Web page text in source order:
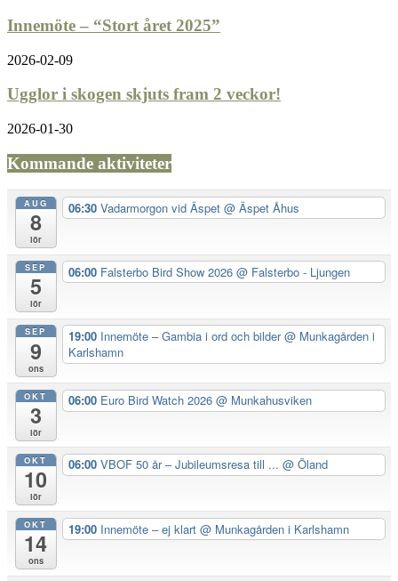
Innemöte – “Stort året 2025”
2026-02-09
Ugglor i skogen skjuts fram 2 veckor!
2026-01-30
Kommande aktiviteter
AUG
8
lör
06:30 Vadarmorgon vid Äspet @ Äspet Åhus
SEP
5
lör
06:00 Falsterbo Bird Show 2026 @ Falsterbo - Ljungen
SEP
9
ons
19:00 Innemöte – Gambia i ord och bilder@ Munkagården i
Karlshamn
OKT
3
lör
06:00 Euro Bird Watch 2026 @ Munkahusviken
OKT
10
lör
06:00 VBOF 50 år – Jubileumsresa till ... @ Öland
OKT
14
ons
19:00 Innemöte – ej klart @ Munkagården i Karlshamn